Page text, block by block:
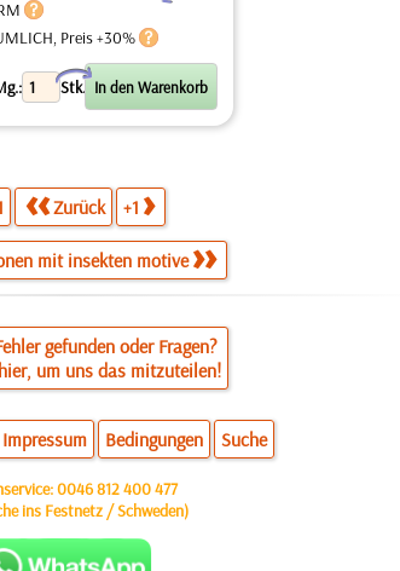
Preis +30%
Stk.
X
Zurück +1
mit insekten motive
gefunden oder Fragen?
um uns das mitzuteilen!
Impressum Bedingungen Suche
0046 812 400 477
ins Festnetz / Schweden)